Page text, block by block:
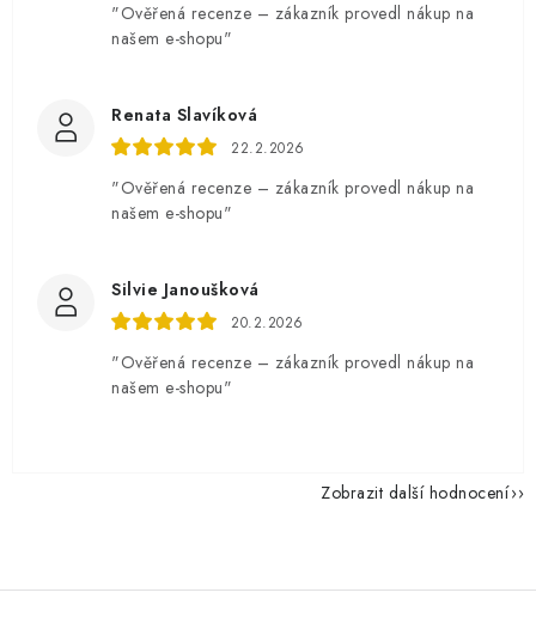
"Ověřená recenze – zákazník provedl nákup na
našem e-shopu"
Renata Slavíková
22.2.2026
"Ověřená recenze – zákazník provedl nákup na
našem e-shopu"
Silvie Janoušková
20.2.2026
"Ověřená recenze – zákazník provedl nákup na
našem e-shopu"
Zobrazit další hodnocení